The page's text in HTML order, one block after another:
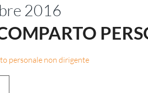
2016
personale non dirigente